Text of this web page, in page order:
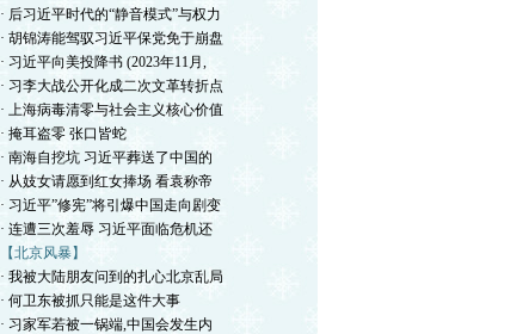
· 后习近平时代的“静音模式”与权力
· 胡锦涛能驾驭习近平保党免于崩盘
· 习近平向美投降书 (2023年11月,
· 习李大战公开化成二次文革转折点
· 上海病毒清零与社会主义核心价值
· 掩耳盗零 张口皆蛇
· 南海自挖坑 习近平葬送了中国的
· 从妓女请愿到红女捧场 看袁称帝
· 习近平”修宪”将引爆中国走向剧变
· 连遭三次羞辱 习近平面临危机还
【北京风暴】
· 我被大陆朋友问到的扎心北京乱局
· 何卫东被抓只能是这件大事
· 习家军若被一锅端,中国会发生内